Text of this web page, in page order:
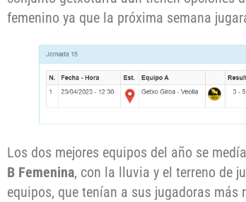
femenino ya que la próxima semana
Los dos mejores equipos del año se
B Femenina, con la lluvia y el terreno de
equipos, que tenían a sus jugadoras